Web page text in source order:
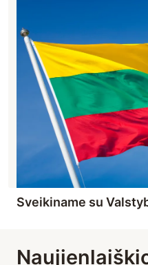
Sveikiname su